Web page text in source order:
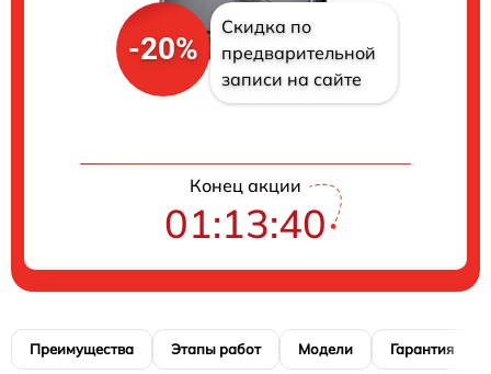
-20%
Скидка по
предварительной
записи на сайте
Конец акции
01:13:39
Преимущества Этапы работ Модели Гарантия